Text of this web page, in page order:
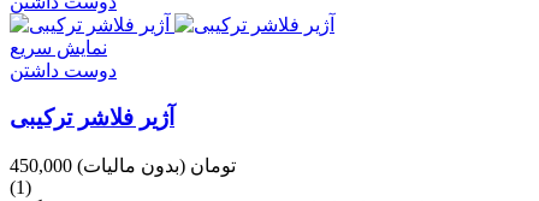
نمایش سریع
دوست داشتن
آژیر فلاشر ترکیبی
450,000 تومان (بدون مالیات)
(1)